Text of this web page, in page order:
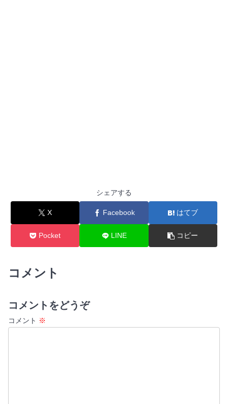
シェアする
X Facebook はてブ
Pocket LINE コピー
コメント
コメントをどうぞ
コメント ※